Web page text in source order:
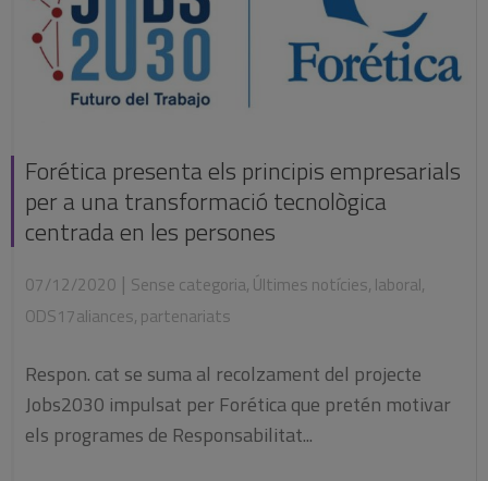
Forética presenta els principis empresarials
per a una transformació tecnològica
centrada en les persones
07/12/2020 | Sense categoria, Últimes notícies, laboral,
ODS17aliances, partenariats
Respon. cat se suma al recolzament del projecte
Jobs2030 impulsat per Forética que pretén motivar
els programes de Responsabilitat...